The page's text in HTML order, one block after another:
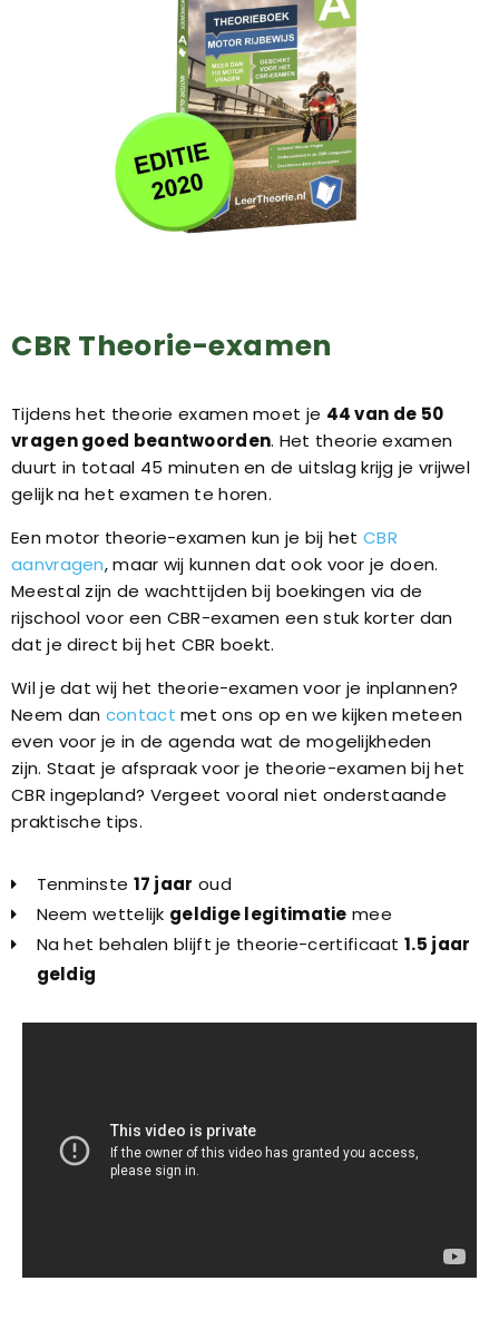
CBR Theorie-examen
Tijdens het theorie examen moet je 44 van de 50
vragen goed beantwoorden. Het theorie examen
duurt in totaal 45 minuten en de uitslag krijg je vrijwel
gelijk na het examen te horen.
Een motor theorie-examen kun je bij het CBR
aanvragen, maar wij kunnen dat ook voor je doen.
Meestal zijn de wachttijden bij boekingen via de
rijschool voor een CBR-examen een stuk korter dan
dat je direct bij het CBR boekt.
Wil je dat wij het theorie-examen voor je inplannen?
Neem dan contact met ons op en we kijken meteen
even voor je in de agenda wat de mogelijkheden
zijn. Staat je afspraak voor je theorie-examen bij het
CBR ingepland? Vergeet vooral niet onderstaande
praktische tips.
Tenminste 17 jaar oud
Neem wettelijk geldige legitimatie mee
Na het behalen blijft je theorie-certificaat 1.5 jaar
geldig